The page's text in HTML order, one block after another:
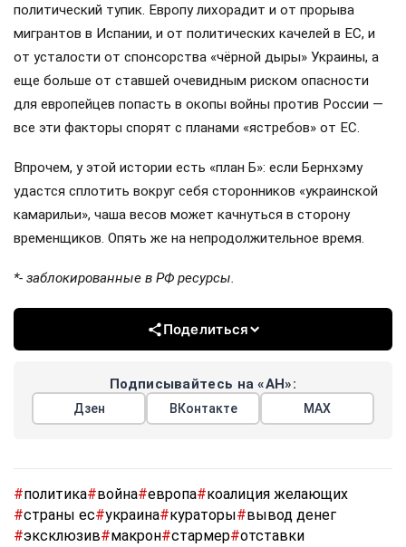
политический тупик. Европу лихорадит и от прорыва
мигрантов в Испании, и от политических качелей в ЕС, и
от усталости от спонсорства «чёрной дыры» Украины, а
еще больше от ставшей очевидным риском опасности
для европейцев попасть в окопы войны против России —
все эти факторы спорят с планами «ястребов» от ЕС.
Впрочем, у этой истории есть «план Б»: если Бернхэму
удастся сплотить вокруг себя сторонников «украинской
камарильи», чаша весов может качнуться в сторону
временщиков. Опять же на непродолжительное время.
*- заблокированные в РФ ресурсы.
Поделиться
Подписывайтесь на «АН»:
Дзен ВКонтакте МАХ
#политика#война#европа#коалиция желающих
#страны ес#украина#кураторы#вывод денег
#эксклюзив#макрон#стармер#отставки